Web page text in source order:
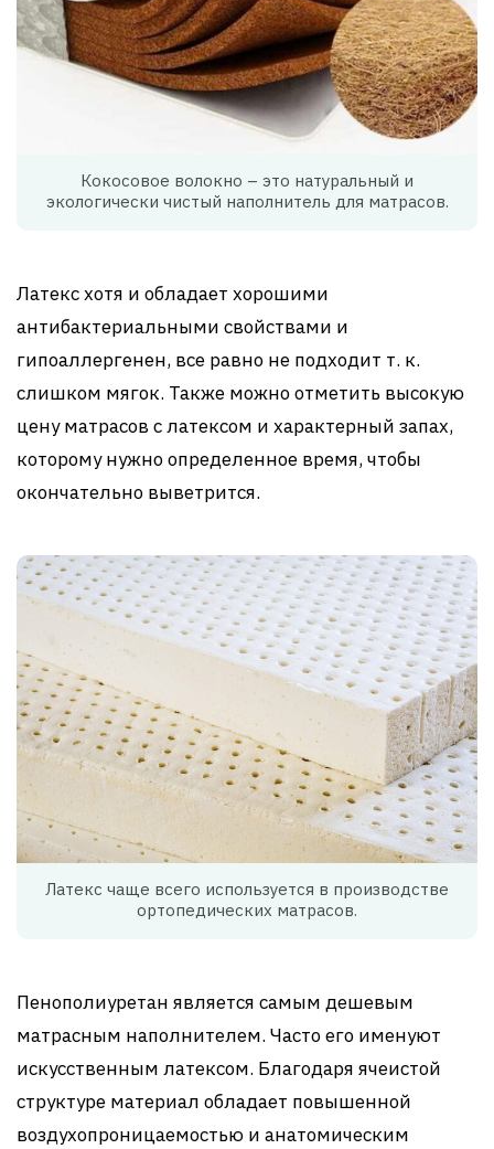
Кокосовое волокно – это натуральный и
экологически чистый наполнитель для матрасов.
Латекс хотя и обладает хорошими
антибактериальными свойствами и
гипоаллергенен, все равно не подходит т. к.
слишком мягок. Также можно отметить высокую
цену матрасов с латексом и характерный запах,
которому нужно определенное время, чтобы
окончательно выветрится.
Латекс чаще всего используется в производстве
ортопедических матрасов.
Пенополиуретан является самым дешевым
матрасным наполнителем. Часто его именуют
искусственным латексом. Благодаря ячеистой
структуре материал обладает повышенной
воздухопроницаемостью и анатомическим